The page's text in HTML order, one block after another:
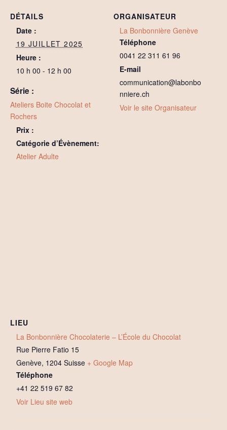
DÉTAILS
Date :
19 JUILLET 2025
Heure :
10 h 00 - 12 h 00
Série :
Ateliers Boite Chocolat et
Rochers
Prix :
Catégorie d’Évènement:
Atelier Adulte
ORGANISATEUR
La Bonbonnière Genève
Téléphone
0041 22 311 61 96
E-mail
communication@labonbo
nniere.ch
Voir le site Organisateur
LIEU
La Bonbonnière Chocolaterie – L’École du Chocolat
Rue Pierre Fatio 15
Genève, 1204 Suisse + Google Map
Téléphone
+41 22 519 67 82
Voir Lieu site web